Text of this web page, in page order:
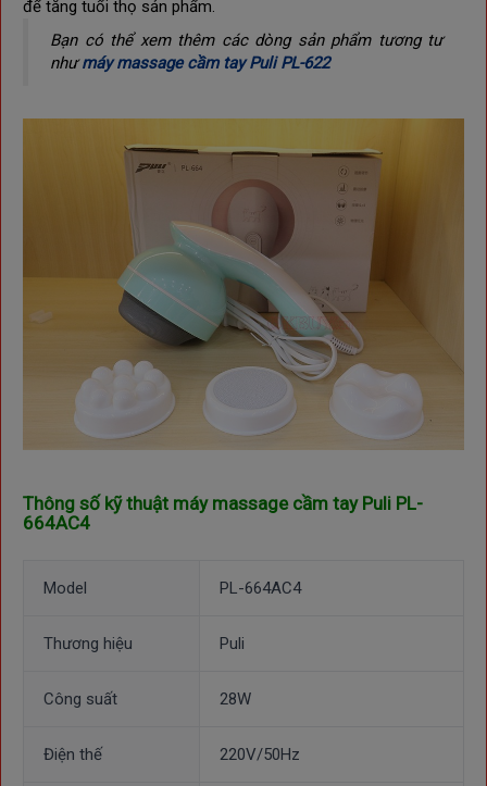
để tăng tuổi thọ sản phẩm.
​Bạn có thể xem thêm các dòng sản phẩm tương tư
nhưmáy massage cầm tay Puli PL-622
Thông số kỹ thuật máy massage cầm tay Puli PL-
664AC4
Model PL-664AC4
Thương hiệu Puli
Công suất 28W
Điện thế 220V/50Hz